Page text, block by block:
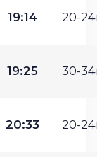
19:14 20-
19:25 30-
20:33 20-